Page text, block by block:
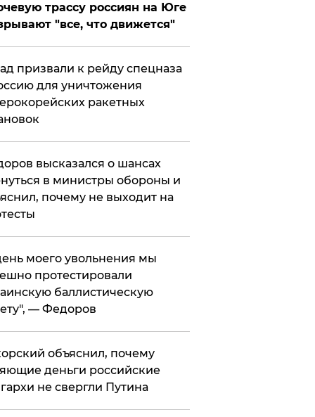
трассу россиян на Юге
"все, что движется"
призвали к рейду спецназа
для уничтожения
ракетных
высказался о шансах
в министры обороны и
почему не выходит на
моего увольнения мы
протестировали
баллистическую
— Федоров
объяснил, почему
деньги российские
не свергли Путина